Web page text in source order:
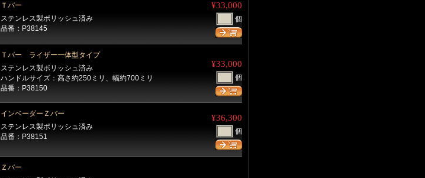
Ｔバー
ステンレス製ポリッシュ済み
品番：P38145
¥33,000
個
Ｔバー ライザー一体型タイプ
ステンレス製ポリッシュ済み
ハンドルサイズ：高さ約250ミリ、幅約700ミリ
品番：P38150
¥33,000
個
インベーダーＺバー
ステンレス製ポリッシュ済み
品番：P38151
¥36,300
個
Ｚバー